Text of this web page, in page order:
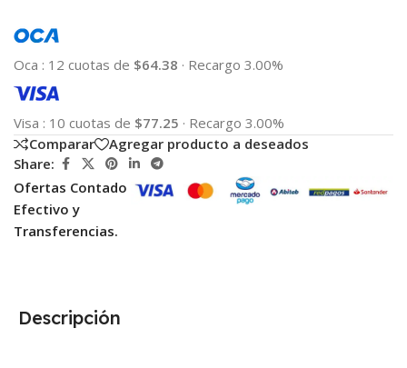
Oca : 12 cuotas de $64.38 · Recargo 3.00%
Visa : 10 cuotas de $77.25 · Recargo 3.00%
Comparar
Agregar producto a deseados
Share:
Ofertas Contado
Efectivo y
Transferencias.
Descripción